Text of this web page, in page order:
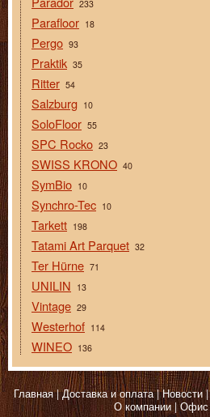
233
Parafloor 18
Pergo 93
Praktik 35
Ritter 54
Salzburg 10
SoloFloor 55
SPC Rocko 23
SWISS KRONO 40
SymBio 10
Synchro-Tec 10
Tarkett 198
Tatami Art Parquet 32
Ter Hürne 71
UNILIN 13
Vintage 29
Westerhof 114
WINEO 136
Главная Доставка и оплата Новости
О компании Офис